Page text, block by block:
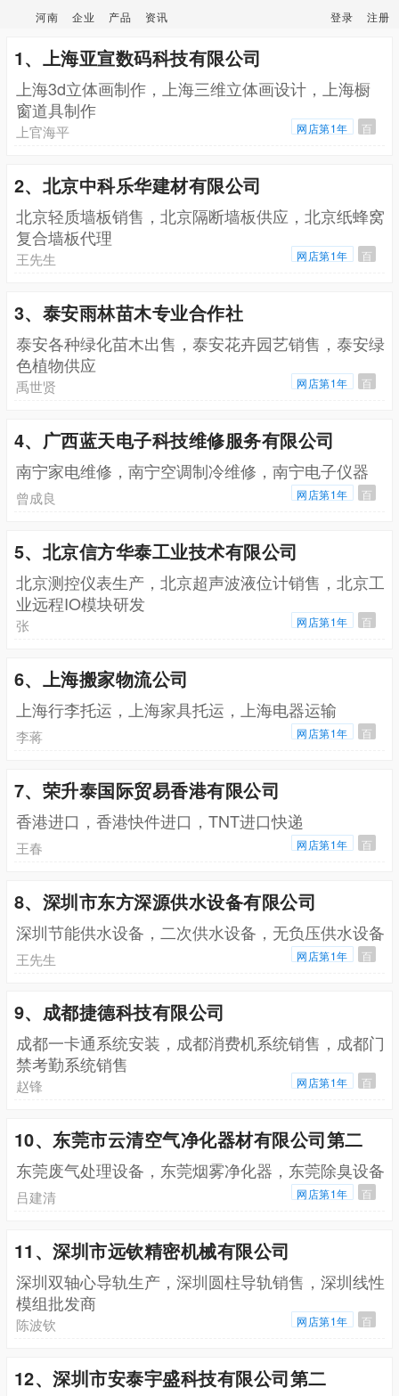
河南 企业 产品 资讯 登录 注册
1、上海亚宣数码科技有限公司
上海3d立体画制作，上海三维立体画设计，上海橱
窗道具制作
上官海平 网店第1年 百
2、北京中科乐华建材有限公司
北京轻质墙板销售，北京隔断墙板供应，北京纸蜂窝
复合墙板代理
王先生 网店第1年 百
3、泰安雨林苗木专业合作社
泰安各种绿化苗木出售，泰安花卉园艺销售，泰安绿
色植物供应
禹世贤 网店第1年 百
4、广西蓝天电子科技维修服务有限公司
南宁家电维修，南宁空调制冷维修，南宁电子仪器
曾成良 网店第1年 百
5、北京信方华泰工业技术有限公司
北京测控仪表生产，北京超声波液位计销售，北京工
业远程IO模块研发
张 网店第1年 百
6、上海搬家物流公司
上海行李托运，上海家具托运，上海电器运输
李蒋 网店第1年 百
7、荣升泰国际贸易香港有限公司
香港进口，香港快件进口，TNT进口快递
王春 网店第1年 百
8、深圳市东方深源供水设备有限公司
深圳节能供水设备，二次供水设备，无负压供水设备
王先生 网店第1年 百
9、成都捷德科技有限公司
成都一卡通系统安装，成都消费机系统销售，成都门
禁考勤系统销售
赵锋 网店第1年 百
10、东莞市云清空气净化器材有限公司第二
东莞废气处理设备，东莞烟雾净化器，东莞除臭设备
吕建清 网店第1年 百
11、深圳市远钦精密机械有限公司
深圳双轴心导轨生产，深圳圆柱导轨销售，深圳线性
模组批发商
陈波钦 网店第1年 百
12、深圳市安泰宇盛科技有限公司第二